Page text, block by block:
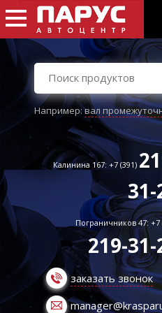
Например:вал
Калинина 167: +7 (391)
Пограничников 47: +7
219-
заказать звонок